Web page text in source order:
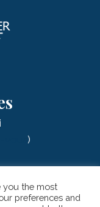
)
you the most
preferences and